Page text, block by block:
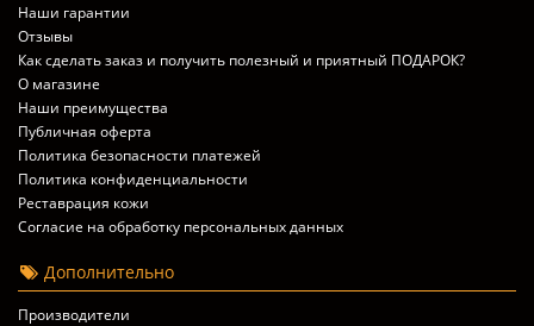
Наши гарантии
Отзывы
Как сделать заказ и получить полезный и приятный ПОДАРОК?
О магазине
Наши преимущества
Публичная оферта
Политика безопасности платежей
Политика конфиденциальности
Реставрация кожи
Согласие на обработку персональных данных
Дополнительно
Производители